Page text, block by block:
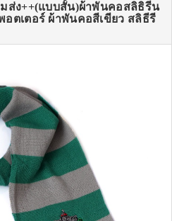
ส่ง++(แบบสั้น)ผ้าพันคอสลิธิรีน
อตเตอร์ ผ้าพันคอสีเขียว สลิธีรี